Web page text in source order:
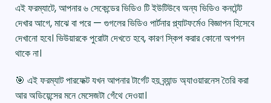
এই ফরম্যাটে, আপনার ৬ সেকেন্ডের ভিডিও টি ইউটিউবে অন্য ভিডিও কনটেন্ট
দেখার আগে, মাঝে বা পরে — গুগলের ভিডিও পার্টনার প্ল্যাটফর্মেও বিজ্ঞাপন হিসেবে
দেখানো হবে। ভিউয়ারকে পুরোটা দেখতে হবে, কারণ স্কিপ করার কোনো অপশন
থাকে না।
🎯 এই ফরম্যাট পারফেক্ট যখন আপনার টার্গেট হয় ব্র্যান্ড অ্যাওয়ারনেস তৈরি করা
আর অডিয়েন্সের মনে মেসেজটা গেঁথে দেওয়া।